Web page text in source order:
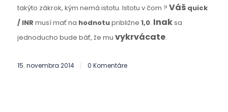
takýto zákrok, kým nemá istotu. Istotu v čom ? Váš quick
/ INR musí mať na hodnotupribližne 1,0. Inaksa
jednoducho bude báť, že mu vykrvácate.
15. novembra 2014 / 0 Komentáre